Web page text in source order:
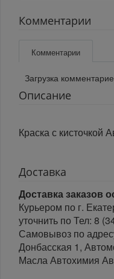
Комментарии
Комментарии
Загрузка
Описание
Краска с
Доставка
Доставка заказов
Курьером по г.
уточнить по Тел: 8
Самовывоз по
Донбасская 1,
Масла Автохимия